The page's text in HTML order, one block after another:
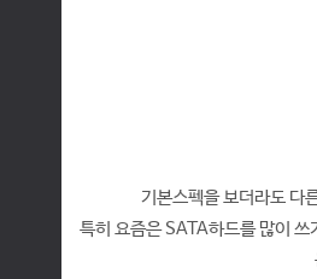
기본스펙을 보더라도
특히 요즘은 SATA하드를 많이